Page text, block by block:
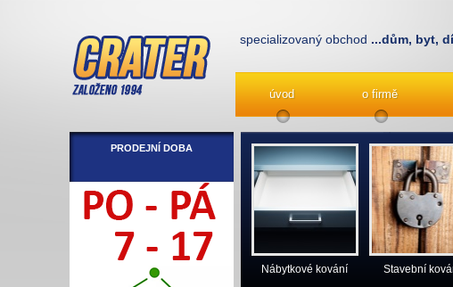
úvod o firmě
specializovaný obchod ...dům, byt,
PRODEJNÍ DOBA
Nábytkové kování Stavební